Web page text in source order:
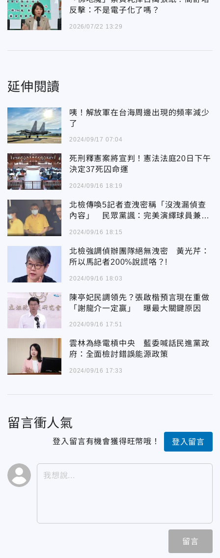
反擊：不是電子化了嗎？
2026/07/22 13:29
延伸閱讀
咦！解放軍在台海周邊出現的頻率減少
了
2024/09/17 07:04
死刑釋憲案將宣判！憲法法庭20日下午
決定37死囚命運
2024/09/16 18:19
北檢傳喚5記者查洩密稱「沒洩漏偵查
內容」 民眾黨諷：完美演繹球員兼裁
2024/09/16 18:15
北檢強調偵辦團隊絕無洩密 黃光芹：
所以馬記者200%說謊咯？!
2024/09/16 18:03
陳亭妃民調領先？張啟楷預言現在重做
「謝龍介一定贏」 曝最大關鍵原因
2024/09/16 17:51
雲林為綠電槓中央 藍委喊話民進黨政
府：全面檢討錯誤能源政策
2024/09/16 17:33
留言衝人氣
登入留言有機會獲得旺幣哦！ 登入留言
留言